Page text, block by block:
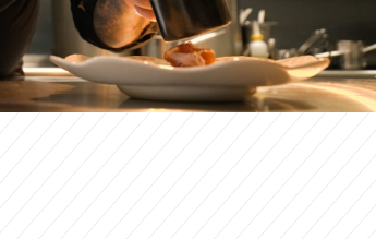
že české gastro se podle
dostává „z totality ven“.